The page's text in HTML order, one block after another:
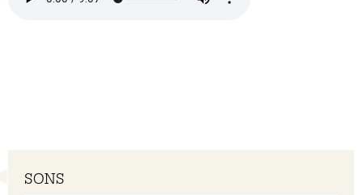
Navigation
SONS